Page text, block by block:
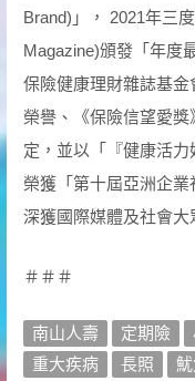
Brand)」， 2021年三
Magazine)頒發「年度
保險健康理財雜誌基
榮譽、《保險信望愛
定，並以「『健康活力
榮獲「第十屆亞洲企業
深獲國際媒體及社會大
＃＃＃
南山人壽 定期險
重大疾病
長照